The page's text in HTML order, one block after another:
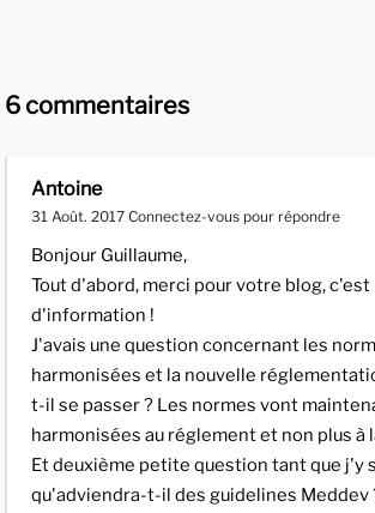
6 commentaires
Antoine
31 Août. 2017 Connectez-vous pour répondre
Bonjour Guillaume,
Tout d'abord, merci pour votre blog, c'est
d'information !
J'avais une question concernant les
harmonisées et la nouvelle
t-il se passer ? Les normes vont
harmonisées au réglement et non plus à
Et deuxième petite question tant que j'y
qu'adviendra-t-il des guidelines Meddev